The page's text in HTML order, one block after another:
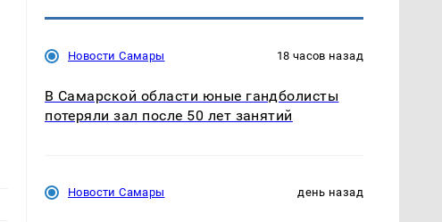
Новости Самары 18 часов назад
В Самарской области юные гандболисты
потеряли зал после 50 лет занятий
Новости Самары день назад